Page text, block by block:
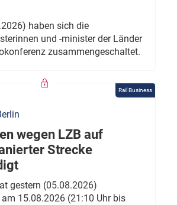
haben sich die
und -minister der Länder
zusammengeschaltet.
Rail Business
wegen LZB auf
Strecke
gestern (05.08.2026)
15.08.2026 (21:10 Uhr bis